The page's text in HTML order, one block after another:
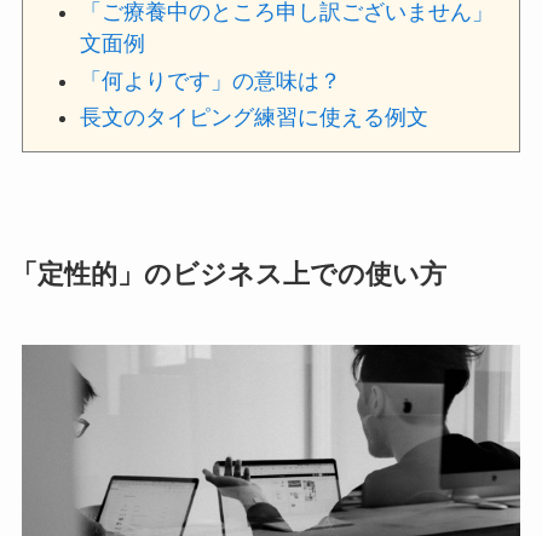
「ご療養中のところ申し訳ございません」
文面例
「何よりです」の意味は？
長文のタイピング練習に使える例文
「定性的」のビジネス上での使い方